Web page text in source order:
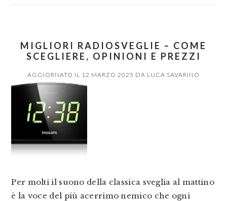
MIGLIORI RADIOSVEGLIE – COME
SCEGLIERE, OPINIONI E PREZZI
AGGIORNATO IL 12 MARZO 2025 DA LUCA SAVARINO
Per molti il suono della classica sveglia al mattino
è la voce del più acerrimo nemico che ogni